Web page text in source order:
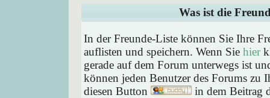
Was ist die
In der Freunde-Liste können Sie Ihre
auflisten und speichern. Wenn Sie hier
gerade auf dem Forum unterwegs ist
können jeden Benutzer des Forums zu
diesen Button
in dem Beitrag